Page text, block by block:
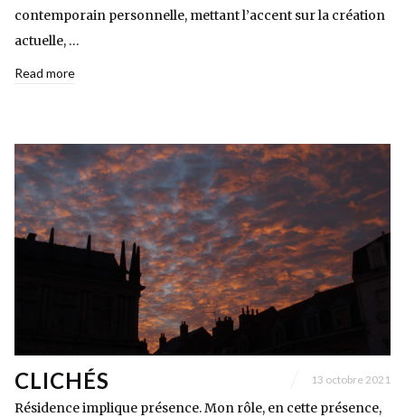
contemporain personnelle, mettant l’accent sur la création
actuelle, …
Read more
CLICHÉS 13 octobre 2021
Résidence implique présence. Mon rôle, en cette présence,